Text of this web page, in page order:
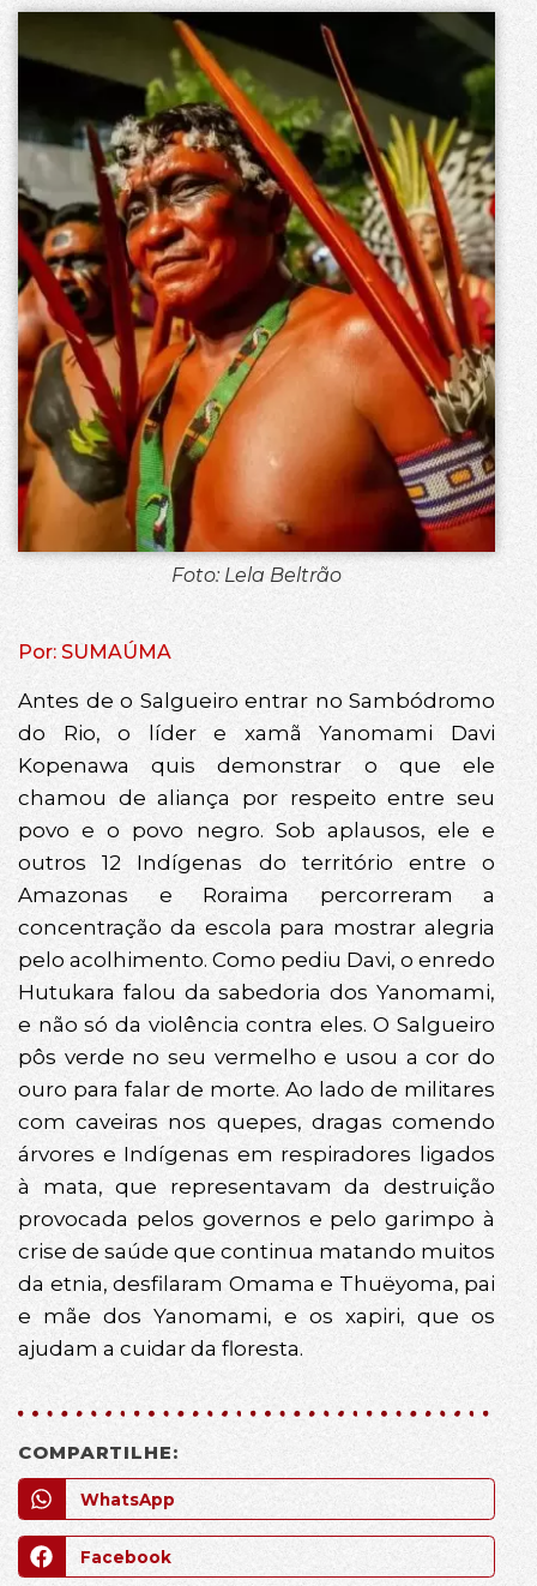
Foto: Lela Beltrão
Por: SUMAÚMA
Antes de o Salgueiro entrar no Sambódromo
do Rio, o líder e xamã Yanomami Davi
Kopenawa quis demonstrar o que ele
chamou de aliança por respeito entre seu
povo e o povo negro. Sob aplausos, ele e
outros 12 Indígenas do território entre o
Amazonas e Roraima percorreram a
concentração da escola para mostrar alegria
pelo acolhimento. Como pediu Davi, o enredo
Hutukara falou da sabedoria dos Yanomami,
e não só da violência contra eles. O Salgueiro
pôs verde no seu vermelho e usou a cor do
ouro para falar de morte. Ao lado de militares
com caveiras nos quepes, dragas comendo
árvores e Indígenas em respiradores ligados
à mata, que representavam da destruição
provocada pelos governos e pelo garimpo à
crise de saúde que continua matando muitos
da etnia, desfilaram Omama e Thuëyoma, pai
e mãe dos Yanomami, e os xapiri, que os
ajudam a cuidar da floresta.
COMPARTILHE:
WhatsApp
Facebook